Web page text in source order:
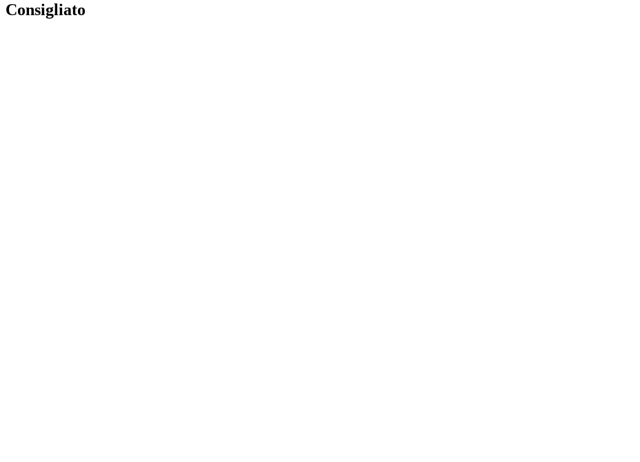
Consigliato